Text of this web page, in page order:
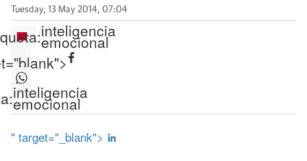
Tuesday, 13 May 2014, 07:04
inteligencia
emocional
inteligencia
emocional
" target="_blank">